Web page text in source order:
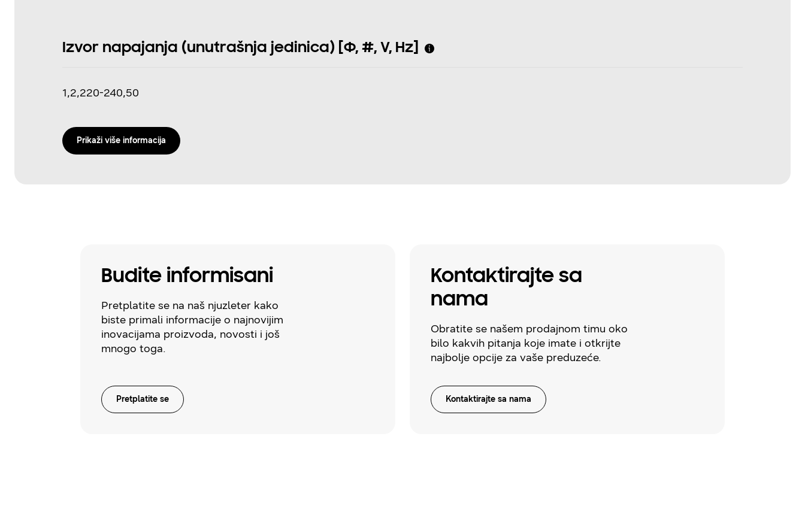
Izvor napajanja (unutrašnja jedinica) [Φ, #, V, Hz]
1,2,220-240,50
Prikaži više informacija
Budite informisani
Pretplatite se na naš njuzleter kako
biste primali informacije o najnovijim
inovacijama proizvoda, novosti i još
mnogo toga.
Pretplatite se
Kontaktirajte sa
nama
Obratite se našem prodajnom timu oko
bilo kakvih pitanja koje imate i otkrijte
najbolje opcije za vaše preduzeće.
Kontaktirajte sa nama